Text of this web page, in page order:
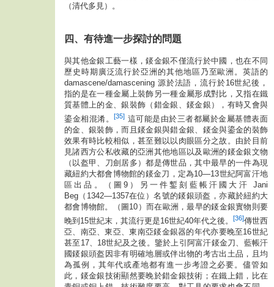
（清代多見）。
四、有待進一步探討的問題
與其他金銀工藝一樣，錽金銀不僅流行於中國，也在不同
歷史時期廣泛流行於亞洲的其他地區乃至歐洲。英語的
damascene/damascening 源於法語，流行於16世紀後，
指的是在一種金屬上裝飾另一種金屬形成對比，又指在鐵
質基體上的金、銀裝飾（錯金銀、錽金銀），有時又會與
鎏金相混淆。[35] 這可能是由於三者都屬於金屬基體表面
的金、銀裝飾，而且錽金銀與錯金銀、錽金與鎏金的裝飾
效果有時比較相似，甚至難以以肉眼區分之故。由於目前
見諸西方公私收藏的亞洲其他地區以及歐洲的錽金銀文物
（以盔甲、刀劍居多）都是傳世品，其中最早的一件為現
藏紐約大都會博物館的錽金刀，定為10—13世紀阿富汗地
區出品。（圖9）另一件鏨刻藍帳汗國大汗 Jani
Beg（1342—1357在位）名號的錽銀頭盔，亦藏於紐約大
都會博物館。（圖10）而在歐洲，最早的錽金銀實物則要
晚到15世紀末，其流行更是16世紀40年代之後。
[36]傳世西
亞、南亞、東亞、東南亞錽金銀器的年代亦要晚至16世紀
甚至17、18世紀及之後。鑒於上引阿富汗錽金刀、藍帳汗
國錽銀頭盔因非有明確地層或伴出物的考古出土品，且均
為孤例，其年代或產地都有進一步考證之必要。儘管如
此，錽金銀技術顯然要晚於錯金銀技術；在鐵上錯，比在